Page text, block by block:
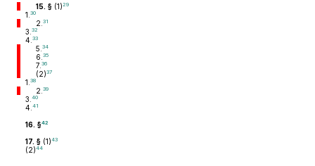
15. §(1)29
1. 30
2. 31
3. 32
4. 33
5. 34
6. 35
7. 36
(2)37
1. 38
2. 39
3. 40
4. 41
16. §42
17. § (1)43
(2)44